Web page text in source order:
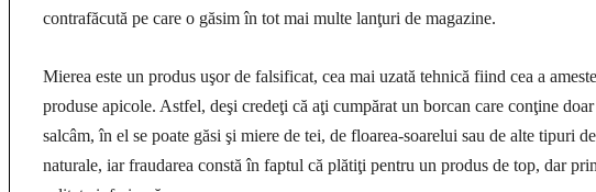
contrafăcută pe care o găsim în tot mai multe lanţuri de magazine.
Mierea este un produs uşor de falsificat, cea mai uzată tehnică fiind cea a
produse apicole. Astfel, deşi credeţi că aţi cumpărat un borcan care conţine
salcâm, în el se poate găsi şi miere de tei, de floarea-soarelui sau de alte tipuri
naturale, iar fraudarea constă în faptul că plătiţi pentru un produs de top, dar